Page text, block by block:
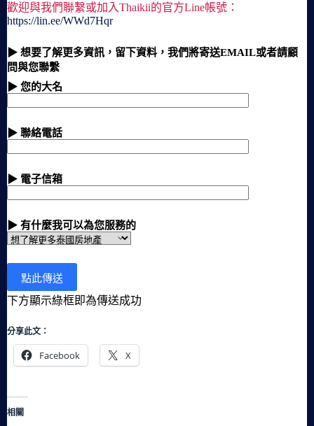
歡迎與我們聯繫或加入Thaikii的官方Line帳號：
https://lin.ee/WWd7Hqr
▶ 想要了解更多資訊，留下資料，我們將寄送EMAIL或者請顧
問與您聯繫
▶ 您的大名
▶ 聯絡電話
▶ 電子信箱
▶ 有什麼我可以為您服務的
下方顯示綠框即為傳送成功
分享此文：
Facebook X
相關